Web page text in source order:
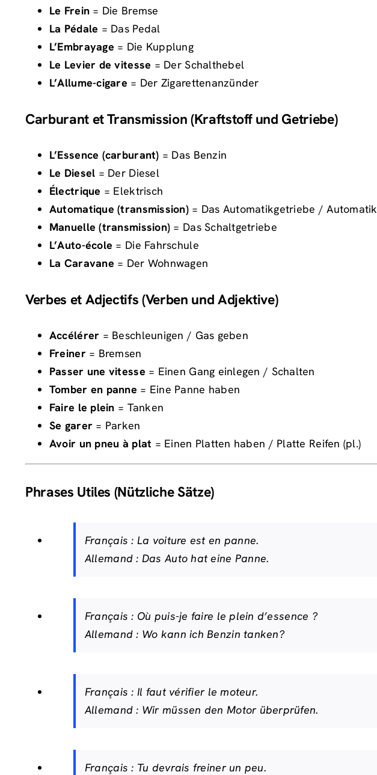
Le Frein = Die Bremse
La Pédale = Das Pedal
L’Embrayage = Die Kupplung
Le Levier de vitesse = Der Schalthebel
L’Allume-cigare = Der Zigarettenanzünder
Carburant et Transmission (Kraftstoff und Getriebe)
L’Essence (carburant) = Das Benzin
Le Diesel = Der Diesel
Électrique = Elektrisch
Automatique (transmission)= Das Automatikgetriebe / Automatik
Manuelle (transmission) = Das Schaltgetriebe
L’Auto-école = Die Fahrschule
La Caravane = Der Wohnwagen
Verbes et Adjectifs (Verben und Adjektive)
Accélérer = Beschleunigen / Gas geben
Freiner= Bremsen
Passer une vitesse = Einen Gang einlegen / Schalten
Tomber en panne = Eine Panne haben
Faire le plein = Tanken
Se garer = Parken
Avoir un pneu à plat = Einen Platten haben / Platte Reifen (pl.)
Phrases Utiles (Nützliche Sätze)
Français : La voiture est en panne.
Allemand : Das Auto hat eine Panne.
Français : Où puis-je faire le plein d’essence ?
Allemand : Wo kann ich Benzin tanken?
Français : Il faut vérifier le moteur.
Allemand : Wir müssen den Motor überprüfen.
Français : Tu devrais freiner un peu.